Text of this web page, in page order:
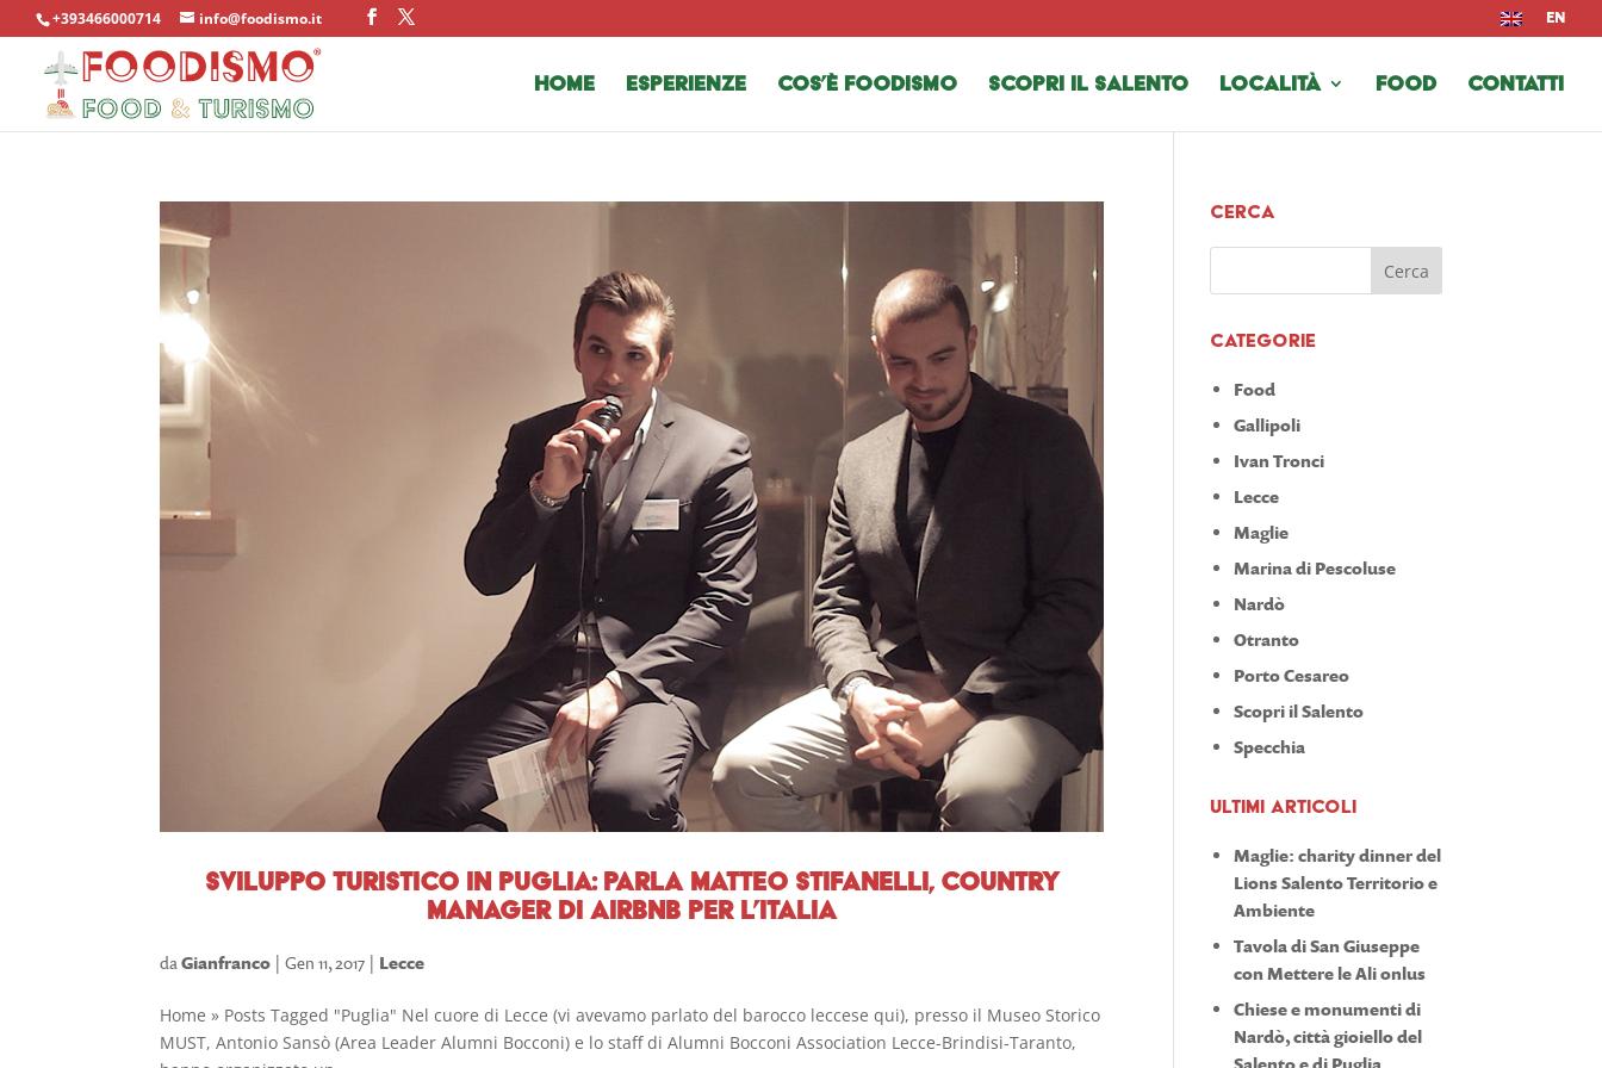
+393466000714 info@foodismo.it EN
HOME Esperienze Cos’è Foodismo Scopri il Salento Località Food Contatti
Sviluppo turistico in puglia: parla Matteo Stifanelli, country
manager di Airbnb per l’Italia
daGianfranco |Gen 11, 2017 | Lecce
Home » Posts Tagged "Puglia" Nel cuore di Lecce (vi avevamo parlato del barocco leccese qui), presso il Museo Storico
MUST, Antonio Sansò (Area Leader Alumni Bocconi) e lo staff di Alumni Bocconi Association Lecce-Brindisi-Taranto,
Cerca
Categorie
Food
Gallipoli
Ivan Tronci
Lecce
Maglie
Marina di Pescoluse
Nardò
Otranto
Porto Cesareo
Scopri il Salento
Specchia
Ultimi articoli
Maglie: charity dinner del
Lions Salento Territorio e
Ambiente
Tavola di San Giuseppe
con Mettere le Ali onlus
Chiese e monumenti di
Nardò, città gioiello del